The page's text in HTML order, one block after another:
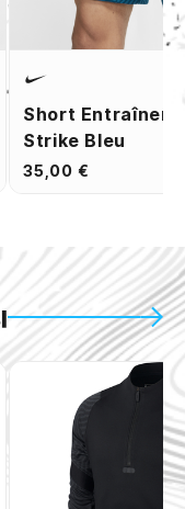
Short
Strike Bleu
35,00 €